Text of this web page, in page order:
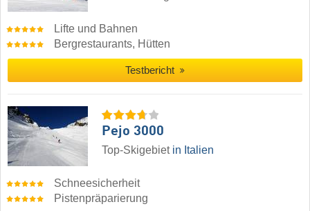
Lifte und Bahnen
Bergrestaurants, Hütten
Testbericht
Pejo 3000
Top-Skigebiet in Italien
Schneesicherheit
Pistenpräparierung